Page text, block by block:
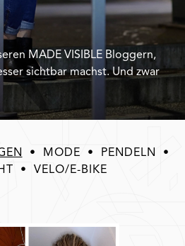
MADE VISIBLE Bloggern,
sichtbar machst. Und zwar
• MODE • PENDELN
•
• VELO/E-BIKE